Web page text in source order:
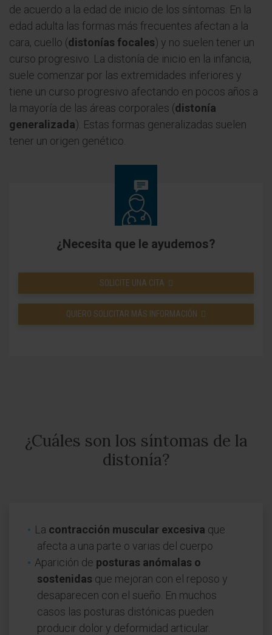
de acuerdo a la edad de inicio de los síntomas. En la
edad adulta las formas más frecuentes afectan a la
cara, cuello (distonías focales) y no suelen tener un
curso progresivo. La distonía de inicio en la infancia,
suele comenzar por las extremidades inferiores y
tiene un curso progresivo afectando en pocos años a
la mayoría de las áreas corporales (distonía
generalizada). Estas formas generalizadas suelen
tener un origen genético.
¿Necesita que le ayudemos?
SOLICITE UNA CITA
QUIERO SOLICITAR MÁS INFORMACIÓN
¿Cuáles son los síntomas de la
distonía?
La contracción muscular excesiva que
afecta a una parte o varias del cuerpo
Aparición de posturas anómalas o
sostenidas que mejoran con el reposo y
desaparecen con el sueño. En muchos
casos las posturas distónicas pueden
producir dolor y deformidad articular.